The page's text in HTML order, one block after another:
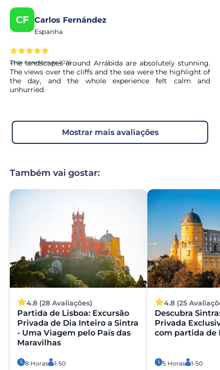
CF Carlos Fernández
Espanha
21 de novembro de 2025
The landscapes around Arrábida are absolutely stunning.
The views over the cliffs and the sea were the highlight of
the day, and the whole experience felt calm and
unhurried.
mostrar mais avaliações
Também vai gostar:
4.8 (28 Avaliações)
Partida de Lisboa: Excursão
Privada de Dia Inteiro a Sintra
- Uma Viagem pelo País das
Maravilhas
8 Horas 1-50
4.8 (25
Descubra
Privada
com partida de
5 Horas 1-50